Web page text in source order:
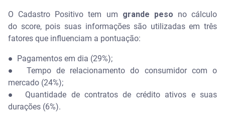
O Cadastro Positivo tem um grande peso no cálculo
do score, pois suas informações são utilizadas em três
fatores que influenciam a pontuação:
●
Pagamentos em dia (29%);
● Tempo de relacionamento do consumidor com o
mercado (24%);
● Quantidade de contratos de crédito ativos e suas
durações (6%).